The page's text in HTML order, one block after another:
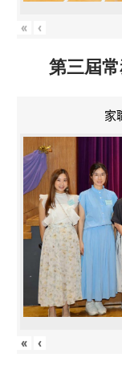
« ‹
第三屆
家
« ‹